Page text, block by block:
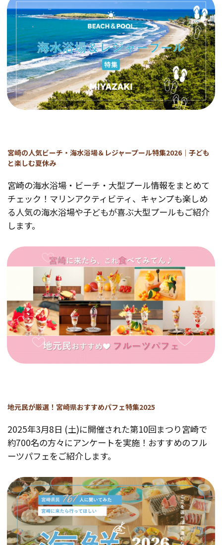
宮崎の人気ビーチ・海水浴場＆レジャープール特集2026｜子ども
と楽しむ夏休み
宮崎の海水浴場・ビーチ・大型プール情報をまとめて
チェック！マリンアクティビティ、キャンプも楽しめ
る人気の海水浴場や子どもが喜ぶ大型プールもご紹介
します。
地元民が厳選！宮崎県おすすめパフェ特集2025
2025年3月8日 (土)に開催された第10回まつり宮崎で
約700名の方々にアンケートを実施！おすすめのフル
ーツパフェをご紹介します。